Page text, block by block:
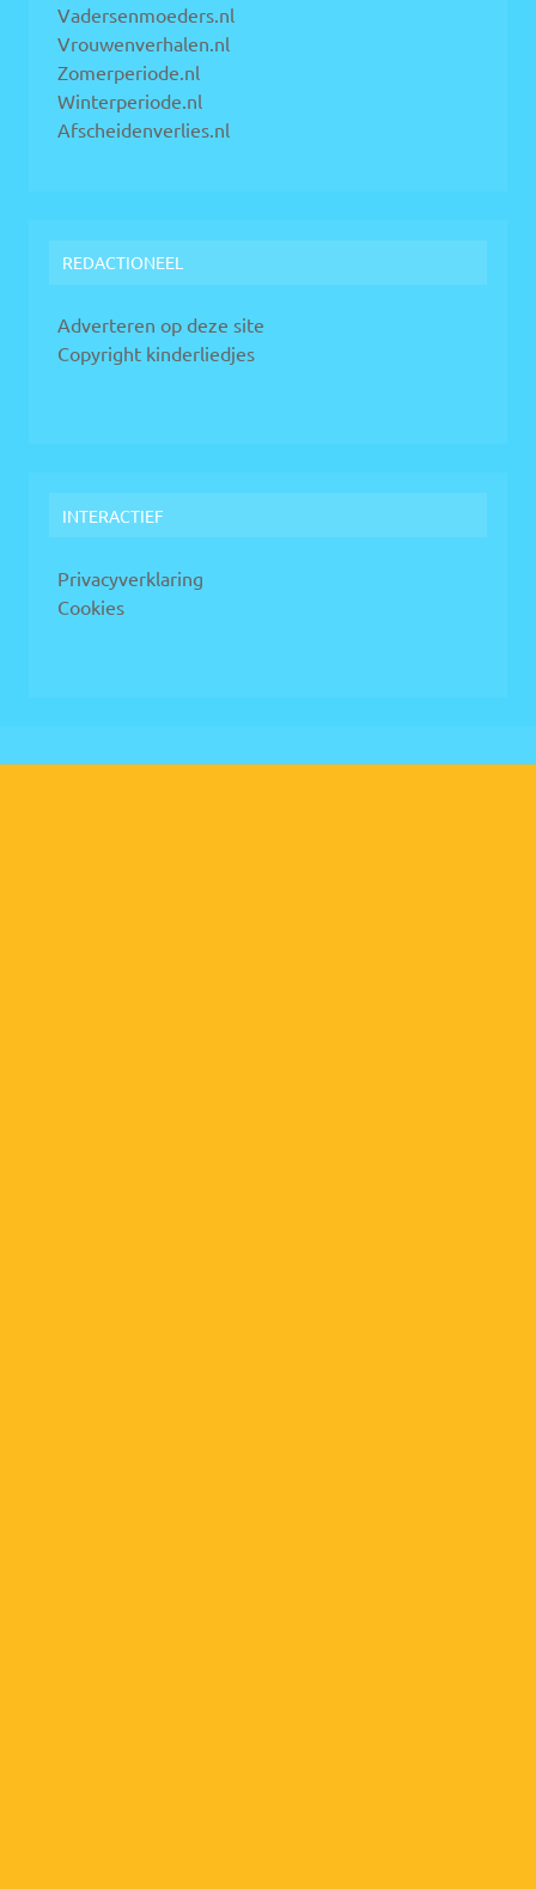
Vadersenmoeders.nl
Vrouwenverhalen.nl
Zomerperiode.nl
Winterperiode.nl
Afscheidenverlies.nl
REDACTIONEEL
Adverteren op deze site
Copyright kinderliedjes
INTERACTIEF
Privacyverklaring
Cookies